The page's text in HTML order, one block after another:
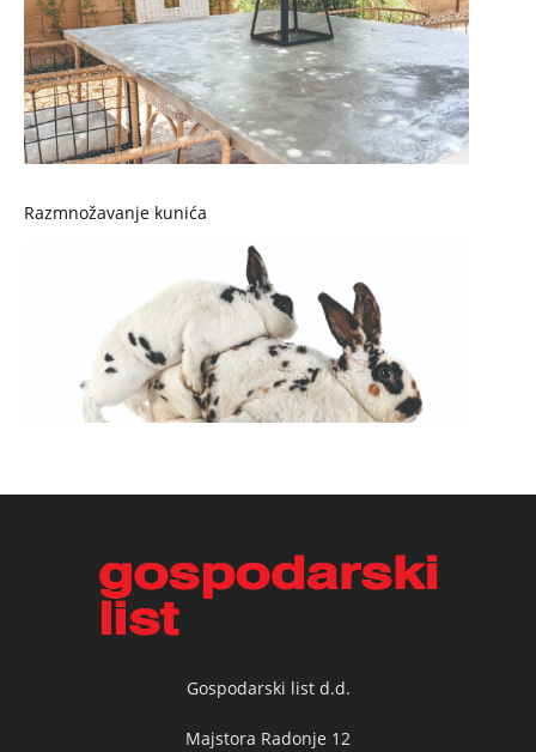
Razmnožavanje kunića
Gospodarski list d.d.
Majstora Radonje 12